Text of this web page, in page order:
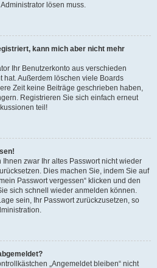
lösen muss.
kann mich aber nicht mehr
Ihr Benutzerkonto aus verschieden
hat. Außerdem löschen viele Boards
Zeit keine Beiträge geschrieben haben,
Registrieren Sie sich einfach erneut
teil!
Ihnen zwar Ihr altes Passwort nicht wieder
Dies machen Sie, indem Sie auf
Passwort vergessen“ klicken und den
sich schnell wieder anmelden können.
sein, Ihr Passwort zurückzusetzen, so
„Angemeldet bleiben“ nicht